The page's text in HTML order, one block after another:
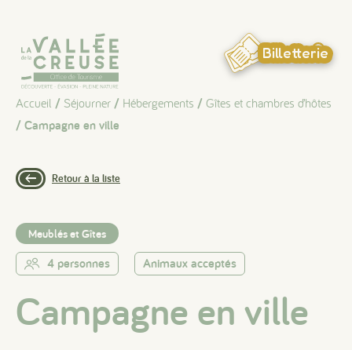
Billetterie
Accueil / Séjourner / Hébergements / Gîtes et chambres d’hôtes
/ Campagne en ville
Retour à la liste
Meublés et Gîtes
4 personnes Animaux acceptés
Campagne en ville